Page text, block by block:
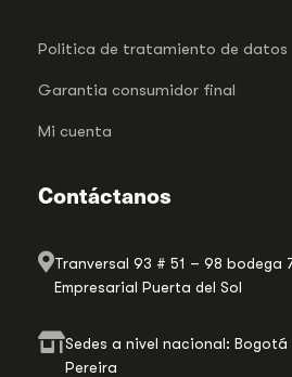
Politica de tratamiento de datos
Garantia consumidor final
Mi cuenta
Contáctanos
Tranversal 93 # 51 – 98 bodega
Empresarial Puerta del Sol
Sedes a nivel nacional:
Pereira